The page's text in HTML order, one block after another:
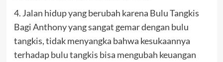
4. Jalan hidup yang berubah karena Bulu Tangkis
Bagi Anthony yang sangat gemar dengan bulu
tangkis, tidak menyangka bahwa kesukaannya
terhadap bulu tangkis bisa mengubah keuangan